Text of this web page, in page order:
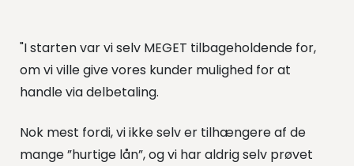
"I starten var vi selv MEGET tilbageholdende for,
om vi ville give vores kunder mulighed for at
handle via delbetaling.
Nok mest fordi, vi ikke selv er tilhængere af de
mange ”hurtige lån”, og vi har aldrig selv prøvet